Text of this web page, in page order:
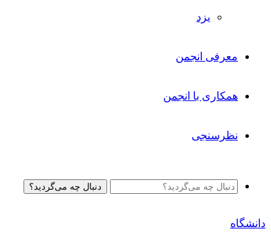
یزد
معرفی انجمن
همکاری با انجمن
نظرسنجی
دنبال چه می‌گردید؟
دانشگاه